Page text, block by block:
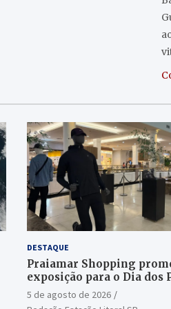
DESTAQUE
Praiamar Shopping
exposição para o Dia dos
em Santos
5 de agosto de 2026